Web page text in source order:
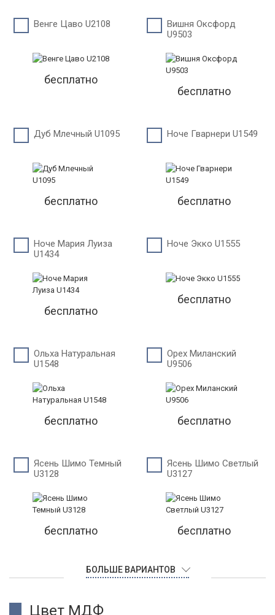
Венге Цаво U2108
бесплатно
Вишня Оксфорд
U9503
бесплатно
Дуб Млечный U1095
бесплатно
Ноче Гварнери U1549
бесплатно
Ноче Мария Луиза
U1434
бесплатно
Ноче Экко U1555
бесплатно
Ольха Натуральная
U1548
бесплатно
Орех Миланский
U9506
бесплатно
Ясень Шимо Темный
U3128
бесплатно
Ясень Шимо Светлый
U3127
бесплатно
БОЛЬШЕ ВАРИАНТОВ
Цвет МДФ